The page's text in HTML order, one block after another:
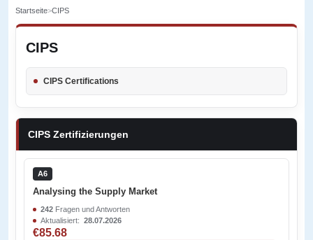
Startseite>CIPS
CIPS
CIPS Certifications
CIPS Zertifizierungen
A6
Analysing the Supply Market
242 Fragen und Antworten
Aktualisiert: 28.07.2026
€85.68